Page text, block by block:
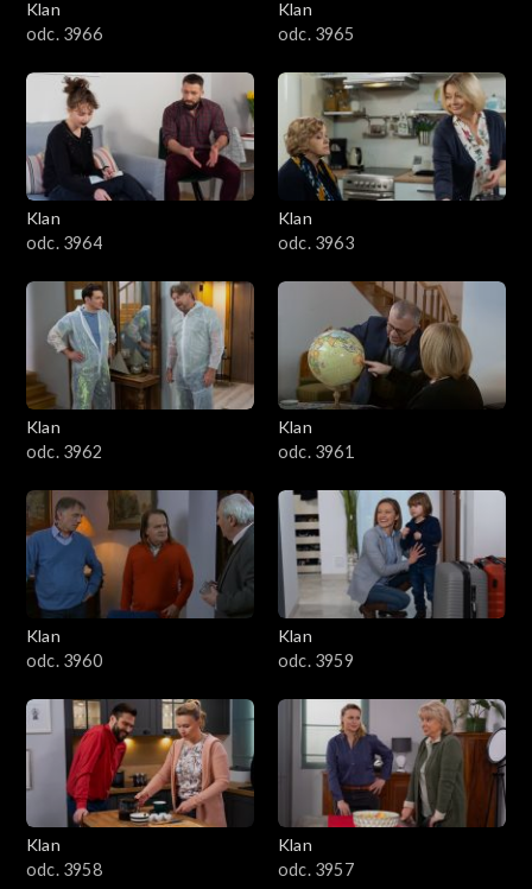
Klan
odc. 3966
Klan
odc. 3965
Klan
odc. 3964
Klan
odc. 3963
Klan
odc. 3962
Klan
odc. 3961
Klan
odc. 3960
Klan
odc. 3959
Klan
odc. 3958
Klan
odc. 3957